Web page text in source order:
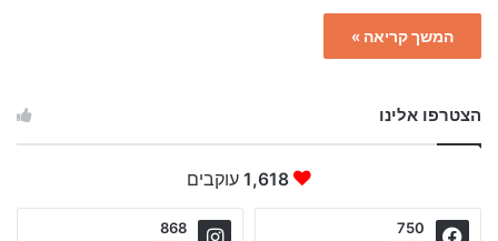
המשך קריאה »
הצטרפו אלינו
1,618 עוקבים
750
868